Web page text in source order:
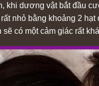
khi dương vật bắt đầu
nhỏ bằng khoảng 2
có một cảm giác rất